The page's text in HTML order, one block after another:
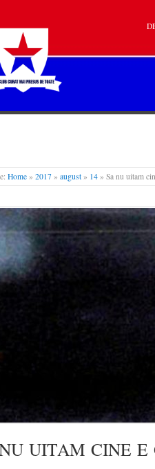
LIBERĂ
Home » 2017 » august » 14 » Sa nu uitam
UITAM CINE E